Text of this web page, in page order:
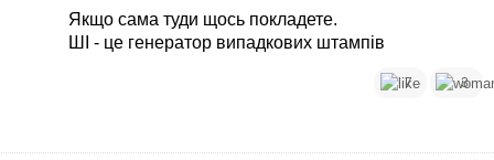
Якщо сама туди щось покладете.
ШІ - це генератор випадкових штампів
7 3